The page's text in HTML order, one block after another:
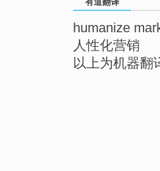
humanize
人性化营销
以上为机器